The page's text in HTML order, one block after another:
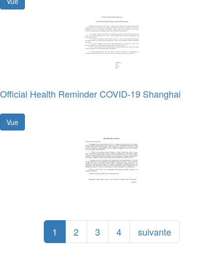
Official Health Reminder COVID-19 Shanghai
Vue
1 2 3 4 suivante